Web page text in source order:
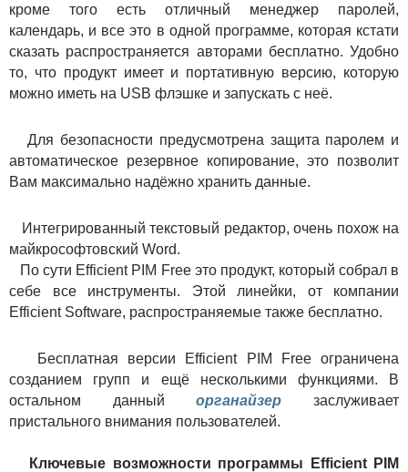
кроме того есть отличный менеджер паролей,
календарь, и все это в одной программе, которая кстати
сказать распространяется авторами бесплатно. Удобно
то, что продукт имеет и портативную версию, которую
можно иметь на USB флэшке и запускать с неё.
Для безопасности предусмотрена защита паролем и
автоматическое резервное копирование, это позволит
Вам максимально надёжно хранить данные.
Интегрированный текстовый редактор, очень похож на
майкрософтовский Word.
По сути Efficient PIM Free это продукт, который собрал в
себе все инструменты. Этой линейки, от компании
Efficient Software, распространяемые также бесплатно.
Бесплатная версии Efficient PIM Free ограничена
созданием групп и ещё несколькими функциями. В
остальном данныйорганайзер заслуживает
пристального внимания пользователей.
Ключевые возможности программы Efficient PIM